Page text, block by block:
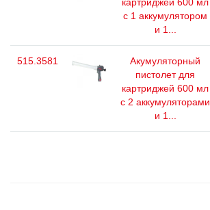
с 1 аккумулятором
и 1...
515.3581
Акумуляторный
пистолет для
картриджей 600 мл
с 2 аккумуляторами
и 1...